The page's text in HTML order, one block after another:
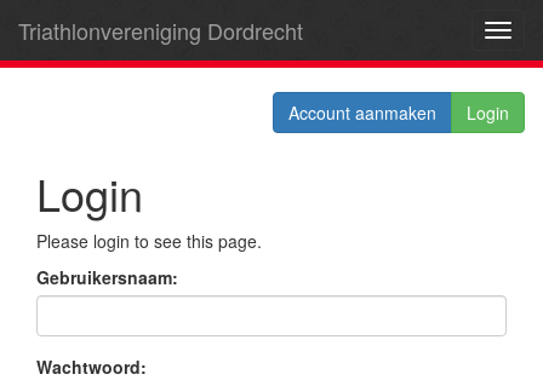
Triathlonvereniging Dordrecht
Account aanmaken Login
Login
Please login to see this page.
Gebruikersnaam:
Wachtwoord: